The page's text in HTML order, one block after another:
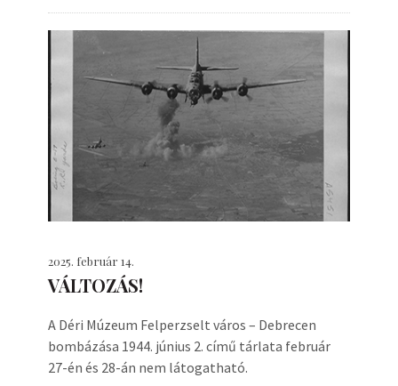
2025. február 14.
VÁLTOZÁS!
A Déri Múzeum Felperzselt város – Debrecen
bombázása 1944. június 2. című tárlata február
27-én és 28-án nem látogatható.